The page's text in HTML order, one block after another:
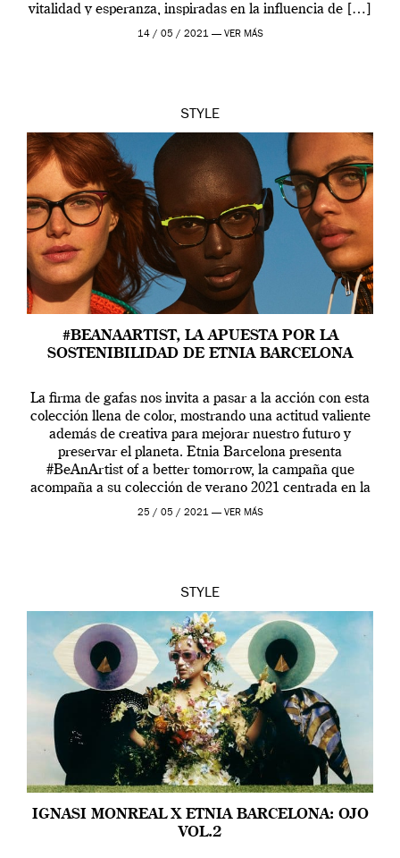
vitalidad y esperanza, inspiradas en la influencia de […]
14 / 05 / 2021 — VER MÁS
STYLE
#BEANAARTIST, LA APUESTA POR LA
SOSTENIBILIDAD DE ETNIA BARCELONA
La firma de gafas nos invita a pasar a la acción con esta
colección llena de color, mostrando una actitud valiente
además de creativa para mejorar nuestro futuro y
preservar el planeta. Etnia Barcelona presenta
#BeAnArtist of a better tomorrow, la campaña que
acompaña a su colección de verano 2021 centrada en la
sostenibilidad. Con […]
25 / 05 / 2021 — VER MÁS
STYLE
IGNASI MONREAL X ETNIA BARCELONA: OJO
VOL.2